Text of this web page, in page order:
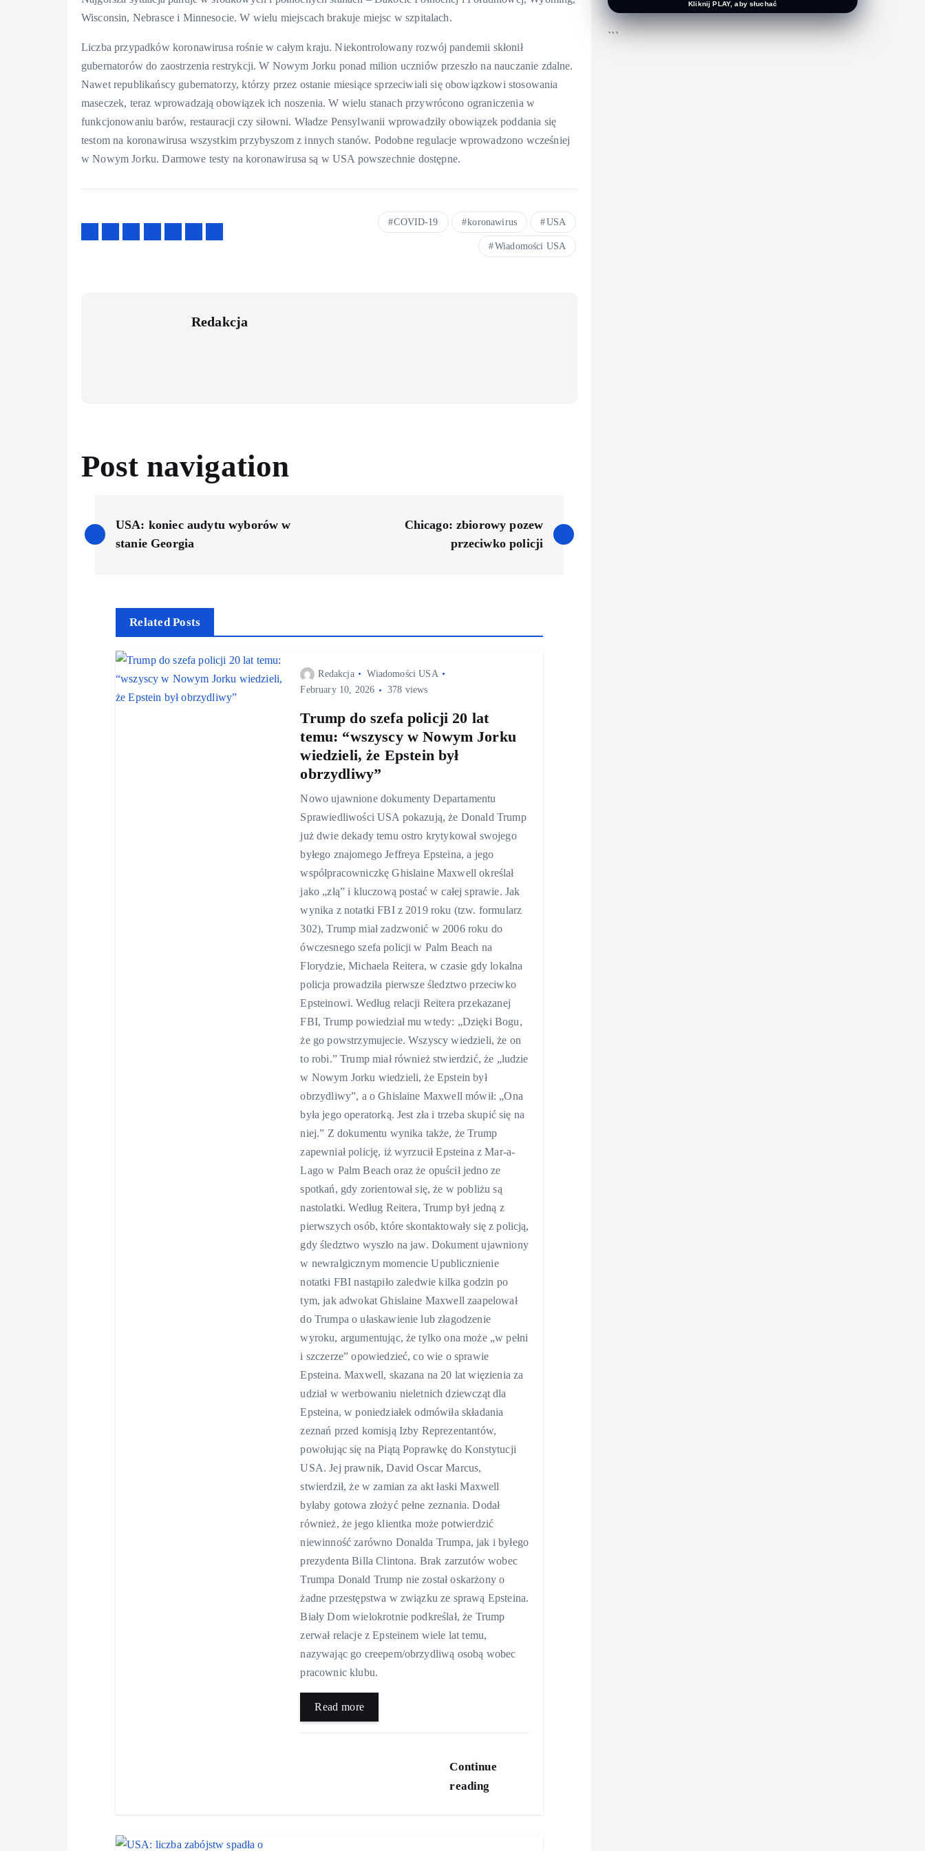
Wisconsin, Nebrasce i Minnesocie. W wielu miejscach brakuje miejsc w szpitalach.
Liczba przypadków koronawirusa rośnie w całym kraju. Niekontrolowany rozwój pandemii skłonił
gubernatorów do zaostrzenia restrykcji. W Nowym Jorku ponad milion uczniów przeszło na nauczanie zdalne.
Nawet republikańscy gubernatorzy, którzy przez ostanie miesiące sprzeciwiali się obowiązkowi stosowania
maseczek, teraz wprowadzają obowiązek ich noszenia. W wielu stanach przywrócono ograniczenia w
funkcjonowaniu barów, restauracji czy siłowni. Władze Pensylwanii wprowadziły obowiązek poddania się
testom na koronawirusa wszystkim przybyszom z innych stanów. Podobne regulacje wprowadzono wcześniej
w Nowym Jorku. Darmowe testy na koronawirusa są w USA powszechnie dostępne.
COVID-19 koronawirus USA
Wiadomości USA
Redakcja
Post navigation
USA: koniec audytu wyborów w
stanie Georgia
Chicago: zbiorowy pozew
przeciwko policji
Related Posts
Redakcja
Wiadomości USA
February 10, 2026
378 views
Trump do szefa policji 20 lat
temu: “wszyscy w Nowym Jorku
wiedzieli, że Epstein był
obrzydliwy”
Nowo ujawnione dokumenty Departamentu
Sprawiedliwości USA pokazują, że Donald Trump
już dwie dekady temu ostro krytykował swojego
byłego znajomego Jeffreya Epsteina, a jego
współpracowniczkę Ghislaine Maxwell określał
jako „złą” i kluczową postać w całej sprawie. Jak
wynika z notatki FBI z 2019 roku (tzw. formularz
302), Trump miał zadzwonić w 2006 roku do
ówczesnego szefa policji w Palm Beach na
Florydzie, Michaela Reitera, w czasie gdy lokalna
policja prowadziła pierwsze śledztwo przeciwko
Epsteinowi. Według relacji Reitera przekazanej
FBI, Trump powiedział mu wtedy: „Dzięki Bogu,
że go powstrzymujecie. Wszyscy wiedzieli, że on
to robi.” Trump miał również stwierdzić, że „ludzie
w Nowym Jorku wiedzieli, że Epstein był
obrzydliwy”, a o Ghislaine Maxwell mówił: „Ona
była jego operatorką. Jest zła i trzeba skupić się na
niej.” Z dokumentu wynika także, że Trump
zapewniał policję, iż wyrzucił Epsteina z Mar-a-
Lago w Palm Beach oraz że opuścił jedno ze
spotkań, gdy zorientował się, że w pobliżu są
nastolatki. Według Reitera, Trump był jedną z
pierwszych osób, które skontaktowały się z policją,
gdy śledztwo wyszło na jaw. Dokument ujawniony
w newralgicznym momencie Upublicznienie
notatki FBI nastąpiło zaledwie kilka godzin po
tym, jak adwokat Ghislaine Maxwell zaapelował
do Trumpa o ułaskawienie lub złagodzenie
wyroku, argumentując, że tylko ona może „w pełni
i szczerze” opowiedzieć, co wie o sprawie
Epsteina. Maxwell, skazana na 20 lat więzienia za
udział w werbowaniu nieletnich dziewcząt dla
Epsteina, w poniedziałek odmówiła składania
zeznań przed komisją Izby Reprezentantów,
powołując się na Piątą Poprawkę do Konstytucji
USA. Jej prawnik, David Oscar Marcus,
stwierdził, że w zamian za akt łaski Maxwell
byłaby gotowa złożyć pełne zeznania. Dodał
również, że jego klientka może potwierdzić
niewinność zarówno Donalda Trumpa, jak i byłego
prezydenta Billa Clintona. Brak zarzutów wobec
Trumpa Donald Trump nie został oskarżony o
żadne przestępstwa w związku ze sprawą Epsteina.
Biały Dom wielokrotnie podkreślał, że Trump
zerwał relacje z Epsteinem wiele lat temu,
nazywając go creepem/obrzydliwą osobą wobec
pracownic klubu.
Read more
Continue
reading
Kliknij PLAY, aby słuchać
```